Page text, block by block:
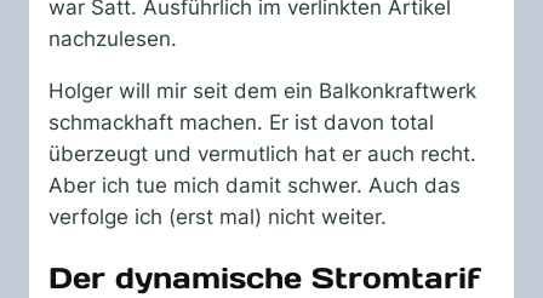
war Satt. Ausführlich im verlinkten Artikel
nachzulesen.
Holger will mir seit dem ein Balkonkraftwerk
schmackhaft machen. Er ist davon total
überzeugt und vermutlich hat er auch recht.
Aber ich tue mich damit schwer. Auch das
verfolge ich (erst mal) nicht weiter.
Der dynamische Stromtarif